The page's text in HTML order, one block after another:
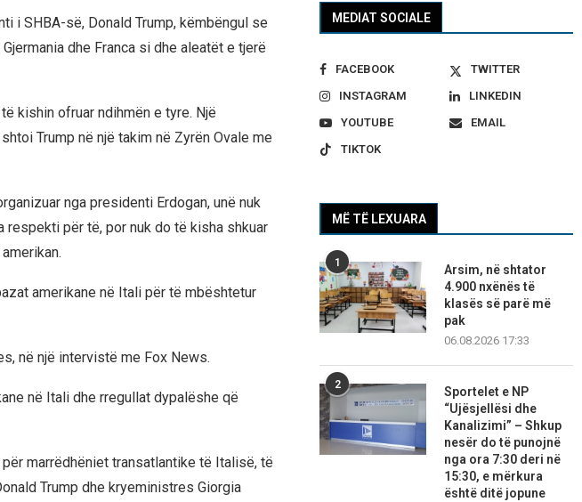
i SHBA-së, Donald Trump, këmbëngul se
dhe Franca si dhe aleatët e tjerë
kishin ofruar ndihmën e tyre. Një
Trump në një takim në Zyrën Ovale me
nga presidenti Erdogan, unë nuk
për të, por nuk do të kisha shkuar
amerikane në Itali për të mbështetur
në një intervistë me Fox News.
në Itali dhe rregullat dypalëshe që
marrëdhëniet transatlantike të Italisë, të
Trump dhe kryeministres Giorgia
MEDIAT SOCIALE
FACEBOOK
TWITTER
INSTAGRAM
LINKEDIN
YOUTUBE
EMAIL
TIKTOK
MË TË LEXUARA
1
Arsim, në shtator
4.900 nxënës të
klasës së parë më
pak
06.08.2026 17:33
2
Sportelet e NP
“Ujësjellësi dhe
Kanalizimi” – Shkup
nesër do të punojnë
nga ora 7:30 deri në
15:30, e mërkura
është ditë jopune